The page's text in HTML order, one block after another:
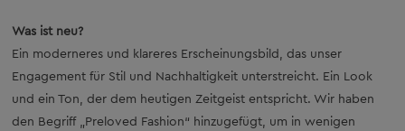
Was ist neu?
Ein moderneres und klareres Erscheinungsbild, das unser
Engagement für Stil und Nachhaltigkeit unterstreicht. Ein Look
und ein Ton, der dem heutigen Zeitgeist entspricht. Wir haben
den Begriff „Preloved Fashion“ hinzugefügt, um in wenigen